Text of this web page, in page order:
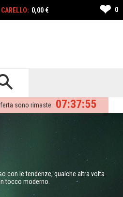
CARELLO: 0,00 € ❤ 0
07:37:53
sono rimaste:
con le tendenze, qualche altra volta
tocco moderno.